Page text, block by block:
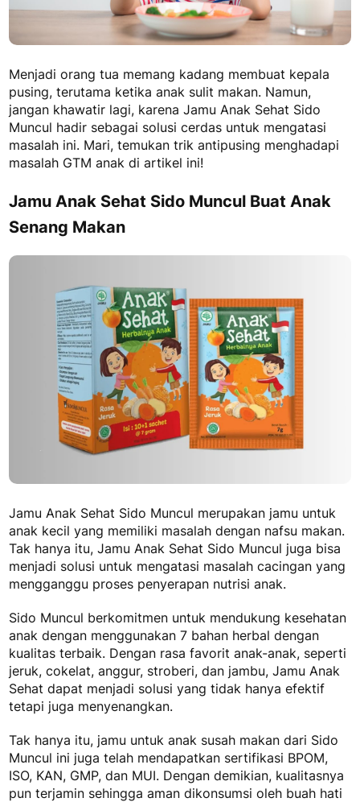
Menjadi orang tua memang kadang membuat kepala
pusing, terutama ketika anak sulit makan. Namun,
jangan khawatir lagi, karena Jamu Anak Sehat Sido
Muncul hadir sebagai solusi cerdas untuk mengatasi
masalah ini. Mari, temukan trik antipusing menghadapi
masalah GTM anak di artikel ini!
Jamu Anak Sehat Sido Muncul Buat Anak
Senang Makan
Jamu Anak Sehat Sido Muncul merupakan jamu untuk
anak kecil yang memiliki masalah dengan nafsu makan.
Tak hanya itu, Jamu Anak Sehat Sido Muncul juga bisa
menjadi solusi untuk mengatasi masalah cacingan yang
mengganggu proses penyerapan nutrisi anak.
Sido Muncul berkomitmen untuk mendukung kesehatan
anak dengan menggunakan 7 bahan herbal dengan
kualitas terbaik. Dengan rasa favorit anak-anak, seperti
jeruk, cokelat, anggur, stroberi, dan jambu, Jamu Anak
Sehat dapat menjadi solusi yang tidak hanya efektif
tetapi juga menyenangkan.
Tak hanya itu, jamu untuk anak susah makan dari Sido
Muncul ini juga telah mendapatkan sertifikasi BPOM,
ISO, KAN, GMP, dan MUI. Dengan demikian, kualitasnya
pun terjamin sehingga aman dikonsumsi oleh buah hati